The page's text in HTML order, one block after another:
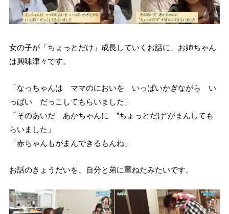
女の子が「ちょっとだけ」成長していくお話に、お姉ちゃん
は興味津々です。
「なっちゃんは ママのにおいを いっぱいかぎながら い
っぱい だっこしてもらいました」
「そのあいだ あかちゃんに ”ちょっとだけ”がまんしても
らいました」
「赤ちゃんもがまんできるもんね」
お話のきょうだいを、自分と弟に重ねたみたいです。